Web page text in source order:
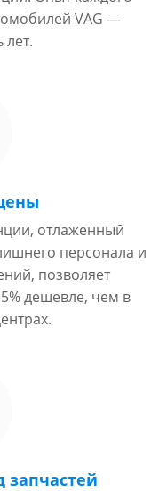
VAG —
отлаженный
персонала и
позволяет
дешевле, чем в
запчастей